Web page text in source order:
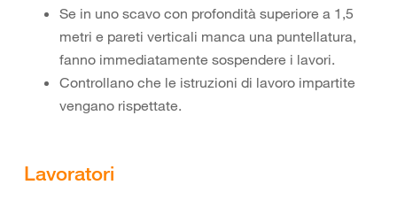
Se in uno scavo con profondità superiore a 1,5
metri e pareti verticali manca una puntellatura,
fanno immediatamente sospendere i lavori.
Controllano che le istruzioni di lavoro impartite
vengano rispettate.
Lavoratori